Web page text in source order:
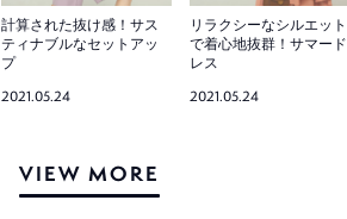
計算された抜け感！サス
ティナブルなセットアッ
プ
2021.05.24
リラクシーなシルエット
で着心地抜群！サマード
レス
2021.05.24
VIEW MORE